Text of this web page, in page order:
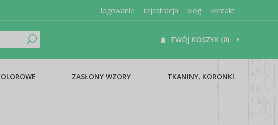
logowanie rejestracja blog kontakt
TWÓJ KOSZYK (0)
ZASŁONY WZORY TKANINY, KORONKI